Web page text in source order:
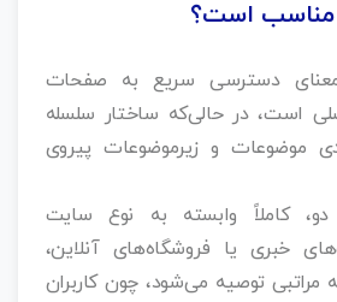
مناسب است؟
دسترسی سریع به صفحات
است، در حالی‌که ساختار سلسله‌
موضوعات و زیرموضوعات پیروی
کاملاً وابسته به نوع سایت
خبری یا فروشگاه‌های آنلاین،
مراتبی توصیه می‌شود، چون کاربران